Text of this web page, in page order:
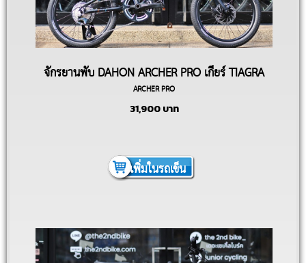
จักรยานพับ DAHON ARCHER PRO เกียร์ TIAGRA
2X10
ARCHER PRO
31,900 บาท
เพิ่มในรถเข็น